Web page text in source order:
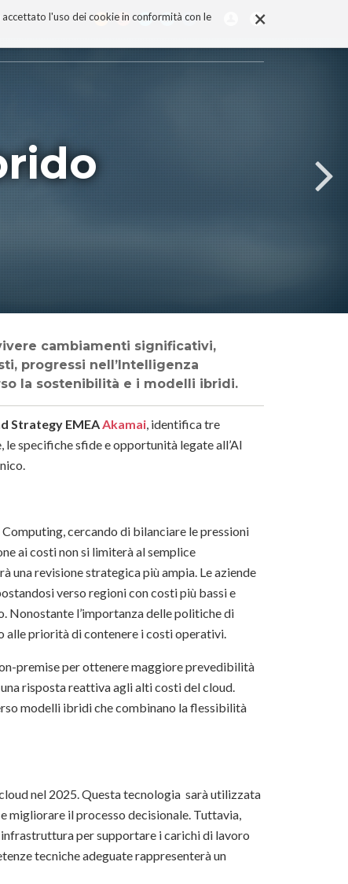
×
l'uso dei cookie in conformità con le
progressi nell’Intelligenza
la sostenibilità e i modelli ibridi.
Strategy EMEA Akamai identifica tre
specifiche sfide e opportunità legate all’AI
cercando di bilanciare le pressioni
ai costi non si limiterà al semplice
una revisione strategica più ampia. Le aziende
verso regioni con costi più bassi e
Nonostante l’importanza delle politiche di
priorità di contenere i costi operativi.
premise per ottenere maggiore prevedibilità
risposta reattiva agli alti costi del cloud.
modelli ibridi che combinano la flessibilità
nel 2025. Questa tecnologia sarà utilizzata
il processo decisionale. Tuttavia,
per supportare i carichi di lavoro
tecniche adeguate rappresenterà un